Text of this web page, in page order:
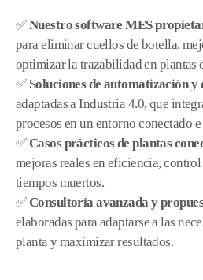
✅Nuestro software MES
para eliminar cuellos de botella,
optimizar la trazabilidad en plantas
✅Soluciones de automatización
adaptadas a Industria 4.0, que
procesos en un entorno conectado
✅Casos prácticos de plantas
mejoras reales en eficiencia,
tiempos muertos.
✅Consultoría avanzada y
elaboradas para adaptarse a las
planta y maximizar resultados.